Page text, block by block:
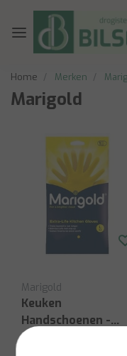
Home Merken
Marigold
Marigold
Keuken
Handschoenen -
Geel